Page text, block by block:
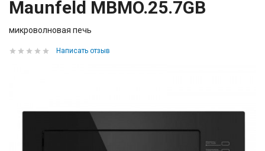
Maunfeld MBMO.25.7GB
микроволновая печь
Написать отзыв